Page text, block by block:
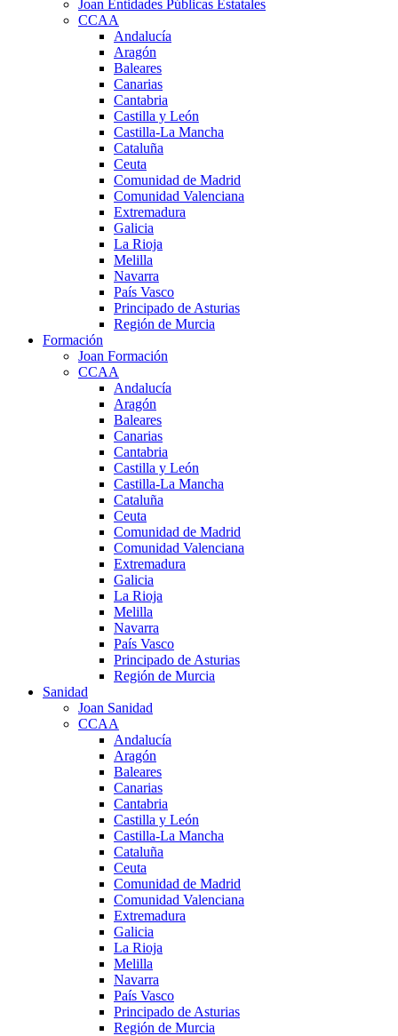
Joan Entidades Públicas Estatales
CCAA
Andalucía
Aragón
Baleares
Canarias
Cantabria
Castilla y León
Castilla-La Mancha
Cataluña
Ceuta
Comunidad de Madrid
Comunidad Valenciana
Extremadura
Galicia
La Rioja
Melilla
Navarra
País Vasco
Principado de Asturias
Región de Murcia
Formación
Joan Formación
CCAA
Andalucía
Aragón
Baleares
Canarias
Cantabria
Castilla y León
Castilla-La Mancha
Cataluña
Ceuta
Comunidad de Madrid
Comunidad Valenciana
Extremadura
Galicia
La Rioja
Melilla
Navarra
País Vasco
Principado de Asturias
Región de Murcia
Sanidad
Joan Sanidad
CCAA
Andalucía
Aragón
Baleares
Canarias
Cantabria
Castilla y León
Castilla-La Mancha
Cataluña
Ceuta
Comunidad de Madrid
Comunidad Valenciana
Extremadura
Galicia
La Rioja
Melilla
Navarra
País Vasco
Principado de Asturias
Región de Murcia